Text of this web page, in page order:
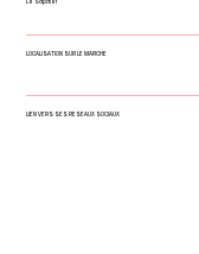
LOCALISATION SUR LE MARCHE
LIEN VERS SES RESEAUX SOCIAUX